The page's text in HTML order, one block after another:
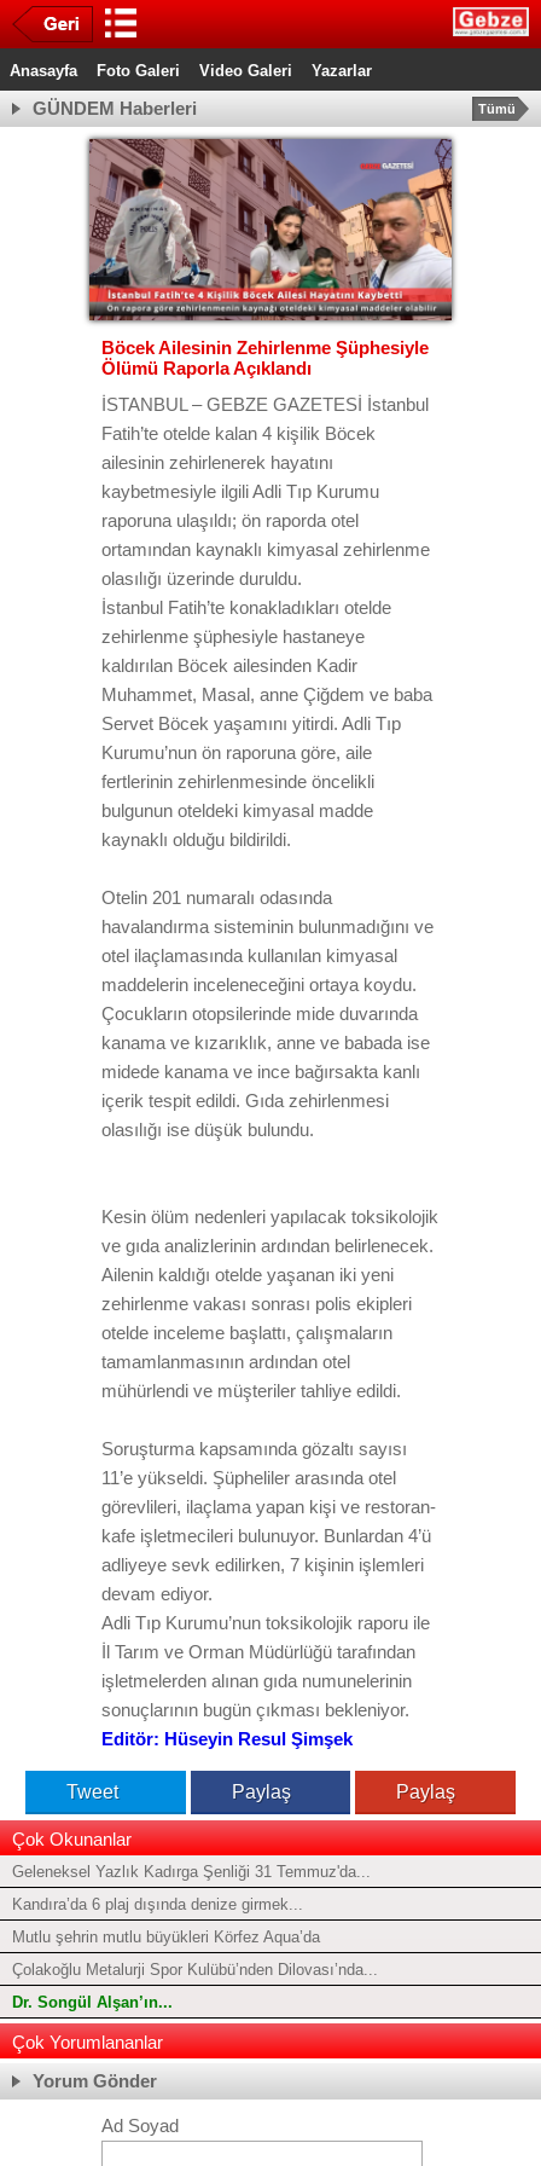
Anasayfa Foto Galeri Video Galeri Yazarlar
GÜNDEM Haberleri Tümü
Böcek Ailesinin Zehirlenme Şüphesiyle
Ölümü Raporla Açıklandı
İSTANBUL – GEBZE GAZETESİ İstanbul
Fatih’te otelde kalan 4 kişilik Böcek
ailesinin zehirlenerek hayatını
kaybetmesiyle ilgili Adli Tıp Kurumu
raporuna ulaşıldı; ön raporda otel
ortamından kaynaklı kimyasal zehirlenme
olasılığı üzerinde duruldu.
İstanbul Fatih’te konakladıkları otelde
zehirlenme şüphesiyle hastaneye
kaldırılan Böcek ailesinden Kadir
Muhammet, Masal, anne Çiğdem ve baba
Servet Böcek yaşamını yitirdi. Adli Tıp
Kurumu’nun ön raporuna göre, aile
fertlerinin zehirlenmesinde öncelikli
bulgunun oteldeki kimyasal madde
kaynaklı olduğu bildirildi.
Otelin 201 numaralı odasında
havalandırma sisteminin bulunmadığını ve
otel ilaçlamasında kullanılan kimyasal
maddelerin inceleneceğini ortaya koydu.
Çocukların otopsilerinde mide duvarında
kanama ve kızarıklık, anne ve babada ise
midede kanama ve ince bağırsakta kanlı
içerik tespit edildi. Gıda zehirlenmesi
olasılığı ise düşük bulundu.
Kesin ölüm nedenleri yapılacak toksikolojik
ve gıda analizlerinin ardından belirlenecek.
Ailenin kaldığı otelde yaşanan iki yeni
zehirlenme vakası sonrası polis ekipleri
otelde inceleme başlattı, çalışmaların
tamamlanmasının ardından otel
mühürlendi ve müşteriler tahliye edildi.
Soruşturma kapsamında gözaltı sayısı
11’e yükseldi. Şüpheliler arasında otel
görevlileri, ilaçlama yapan kişi ve restoran-
kafe işletmecileri bulunuyor. Bunlardan 4’ü
adliyeye sevk edilirken, 7 kişinin işlemleri
devam ediyor.
Adli Tıp Kurumu’nun toksikolojik raporu ile
İl Tarım ve Orman Müdürlüğü tarafından
işletmelerden alınan gıda numunelerinin
sonuçlarının bugün çıkması bekleniyor.
Editör: Hüseyin Resul Şimşek
Tweet Paylaş Paylaş
Çok Okunanlar
Geleneksel Yazlık Kadırga Şenliği 31 Temmuz'da...
Kandıra’da 6 plaj dışında denize girmek...
Mutlu şehrin mutlu büyükleri Körfez Aqua’da
Çolakoğlu Metalurji Spor Kulübü’nden Dilovası’nda...
Dr. Songül Alşan’ın...
Çok Yorumlananlar
Yorum Gönder
Ad Soyad